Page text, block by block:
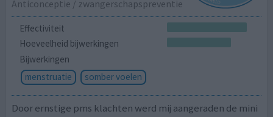
Anticonceptie / zwangerschapspreventie
Effectiviteit
Hoeveelheid bijwerkingen
Bijwerkingen
menstruatie
somber voelen
Door ernstige pms klachten werd mij aangeraden de mini